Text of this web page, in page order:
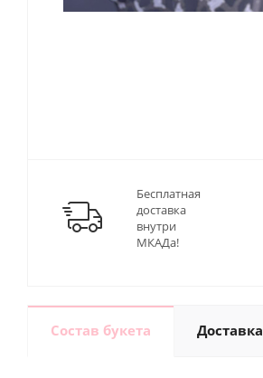
Бесплатная
доставка
внутри
МКАДа!
Состав букета Доставка